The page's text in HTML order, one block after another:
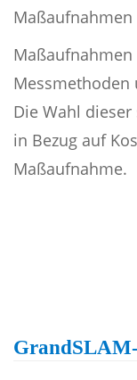
Die Wahl
in Bezug auf
Maßaufnahme.